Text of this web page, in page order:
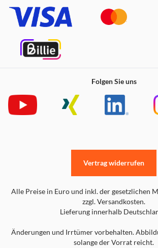
Folgen Sie uns
Alle Preise in Euro und inkl. der gesetzlichen
zzgl. Versandkosten.
Lieferung innerhalb
Änderungen und Irrtümer vorbehalten.
solange der Vorrat reicht.
Vertrag widerrufen